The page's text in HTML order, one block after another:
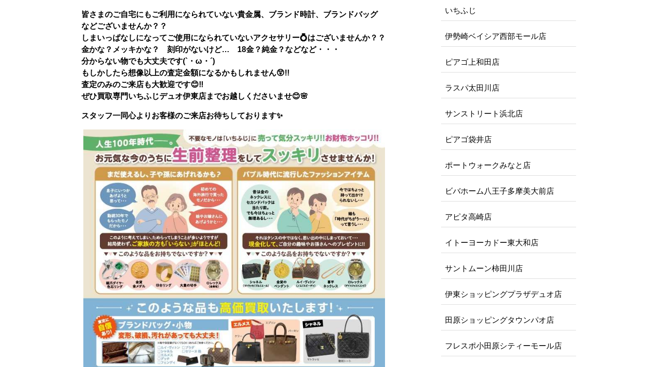
皆さまのご自宅にもご利用になられていない貴金属、ブランド時計、ブランドバッグ
などございませんか？？
しまいっぱなしになってご使用になられていないアクセサリー💍はございませんか？？
金かな？メッキかな？ 刻印がないけど… 18金？純金？などなど・・・
分からない物でも大丈夫です(`・ω・´)
もしかしたら想像以上の査定金額になるかもしれません😲!!
査定のみのご来店も大歓迎です😊‼
ぜひ買取専門いちふじデュオ伊東店までお越しくださいませ😊🌸
スタッフ一同心よりお客様のご来店お待ちしております✨
いちふじ
伊勢崎ベイシア西部モール店
ピアゴ上和田店
ラスパ太田川店
サンストリート浜北店
ピアゴ袋井店
ポートウォークみなと店
ビバホーム八王子多摩美大前店
アピタ高崎店
イトーヨーカドー東大和店
サントムーン柿田川店
伊東ショッピングプラザデュオ店
田原ショッピングタウンパオ店
フレスポ小田原シティーモール店